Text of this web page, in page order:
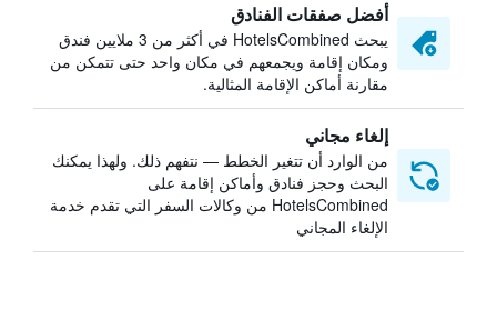
أفضل صفقات الفنادق
يبحث HotelsCombined في أكثر من 3 ملايين فندق
ومكان إقامة ويجمعهم في مكان واحد حتى تتمكن من
مقارنة أماكن الإقامة المثالية.
إلغاء مجاني
من الوارد أن تتغير الخطط — نتفهم ذلك. ولهذا يمكنك
البحث وحجز فنادق وأماكن إقامة على
HotelsCombined من وكالات السفر التي تقدم خدمة
الإلغاء المجاني